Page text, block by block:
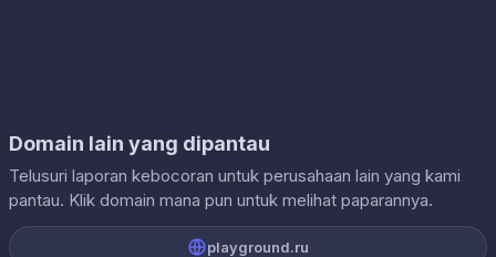
Domain lain yang dipantau
Telusuri laporan kebocoran untuk perusahaan lain yang kami
pantau. Klik domain mana pun untuk melihat paparannya.
playground.ru